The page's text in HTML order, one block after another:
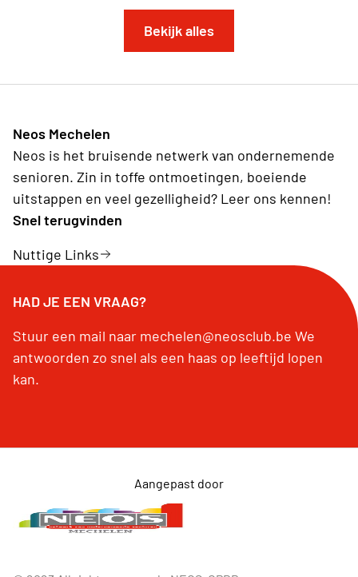
Bekijk alles
Neos Mechelen
Neos is het bruisende netwerk van ondernemende
senioren. Zin in toffe ontmoetingen, boeiende
uitstappen en veel gezelligheid? Leer ons kennen!
Snel terugvinden
Nuttige Links
HAD JE EEN VRAAG?
Stuur een mail naar mechelen@neosclub.be We
antwoorden zo snel als een haas op leeftijd lopen
kan.
Aangepast door